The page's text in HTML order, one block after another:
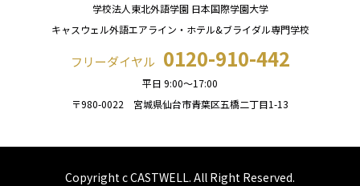
学校法人東北外語学園 日本国際学園大学
キャスウェル外語エアライン・ホテル&ブライダル専門学校
フリーダイヤル 0120-910-442
平日 9:00～17:00
〒980-0022 宮城県仙台市青葉区五橋二丁目1-13
Copyright c CASTWELL. All Right Reserved.